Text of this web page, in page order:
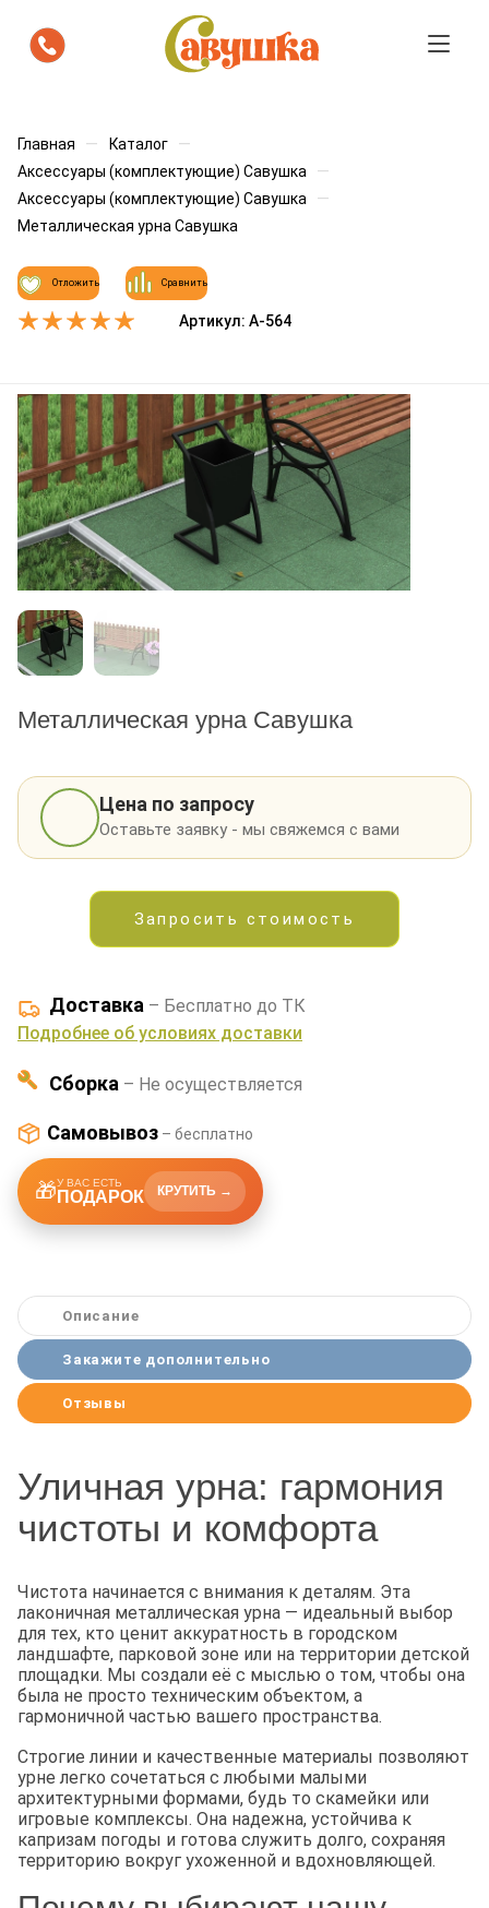
Главная — Каталог —
Аксессуары (комплектующие) Савушка —
Аксессуары (комплектующие) Савушка —
Металлическая урна Савушка
Отложить Сравнить
Артикул: А-564
Металлическая урна Савушка
Цена по запросу
Оставьте заявку - мы свяжемся с вами
Запросить стоимость
Доставка – Бесплатно до ТК
Подробнее об условиях доставки
Сборка – Не осуществляется
Самовывоз – бесплатно
🎁У ВАС ЕСТЬ
ПОДАРОК КРУТИТЬ →
Описание
Закажите дополнительно
Отзывы
Уличная урна: гармония
чистоты и комфорта
Чистота начинается с внимания к деталям. Эта
лаконичная металлическая урна — идеальный выбор
для тех, кто ценит аккуратность в городском
ландшафте, парковой зоне или на территории детской
площадки. Мы создали её с мыслью о том, чтобы она
была не просто техническим объектом, а
гармоничной частью вашего пространства.
Строгие линии и качественные материалы позволяют
урне легко сочетаться с любыми малыми
архитектурными формами, будь то скамейки или
игровые комплексы. Она надежна, устойчива к
капризам погоды и готова служить долго, сохраняя
территорию вокруг ухоженной и вдохновляющей.
будет выглядеть на вашем участке
Мы бесплатно подготовим визуализацию с
расстановкой площадки. Вы сразу увидите, как она
Ваше имя *
*- Поля, обязательные для заполнения